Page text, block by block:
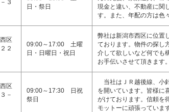
３
日・祭日
現金と違い、不動産に関
す。また、年配の方は色
区
２
09:00～17:00 土曜
日・日曜日・祝日
弊社は新潟市西区に位置
ております。物件の探し
介して欲しいなど何でも
お手伝いさせて頂きます
区
－
09:00～17:30 日祝
祭日
当社はＪＲ越後線、小
を開いています。皆様に
がけております。信頼を
モットーに頑張っていま